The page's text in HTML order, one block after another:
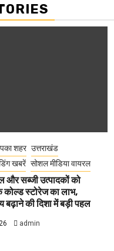
शहर उत्तराखंड
खबरें सोशल मीडिया वायरल
और सब्जी उत्पादकों को
कोल्ड स्टोरेज का लाभ,
बढ़ाने की दिशा में बड़ी पहल
admin